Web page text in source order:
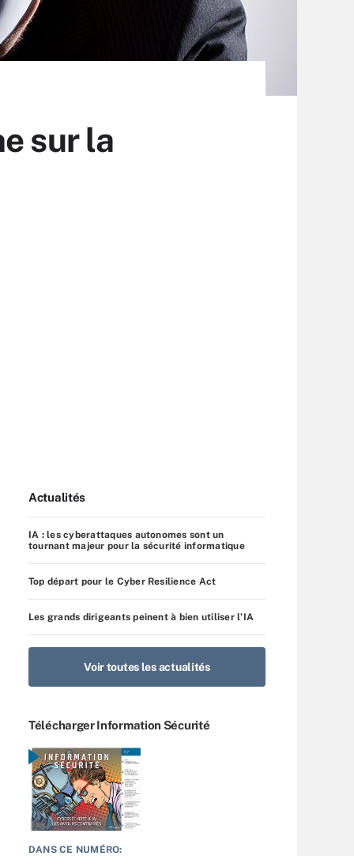
sur la
Actualités
IA : les cyberattaques autonomes sont un
tournant majeur pour la sécurité informatique
Top départ pour le Cyber Resilience Act
Les grands dirigeants peinent à bien utiliser l’IA
Voir toutes les actualités
Télécharger Information Sécurité
DANS CE NUMÉRO: